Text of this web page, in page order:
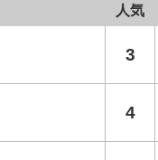
人気
3
4